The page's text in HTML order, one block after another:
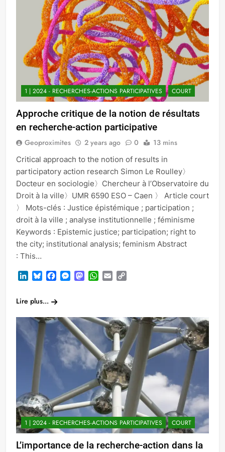
1 | 2024 - RECHERCHES-ACTIONS PARTICIPATIVES COURT
Approche critique de la notion de résultats
en recherche-action participative
Geoproximites 2 years ago 0 13 mins
Critical approach to the notion of results in
participatory action research Simon Le Roulley〉
Docteur en sociologie〉Chercheur à l’Observatoire du
Droit à la ville〉UMR 6590 ESO – Caen 〉 Article court
〉 Mots-clés : Justice épistémique ; participation ;
droit à la ville ; analyse institutionnelle ; féminisme
Keywords : Epistemic justice; participation; right to
the city; institutional analysis; feminism Abstract
: This…
LinkedInBlueskyFacebook
Messenger
Mastodon
WhatsApp
Email
Lire plus...
1 | 2024 - RECHERCHES-ACTIONS PARTICIPATIVES COURT
L’importance de la recherche-action dans la